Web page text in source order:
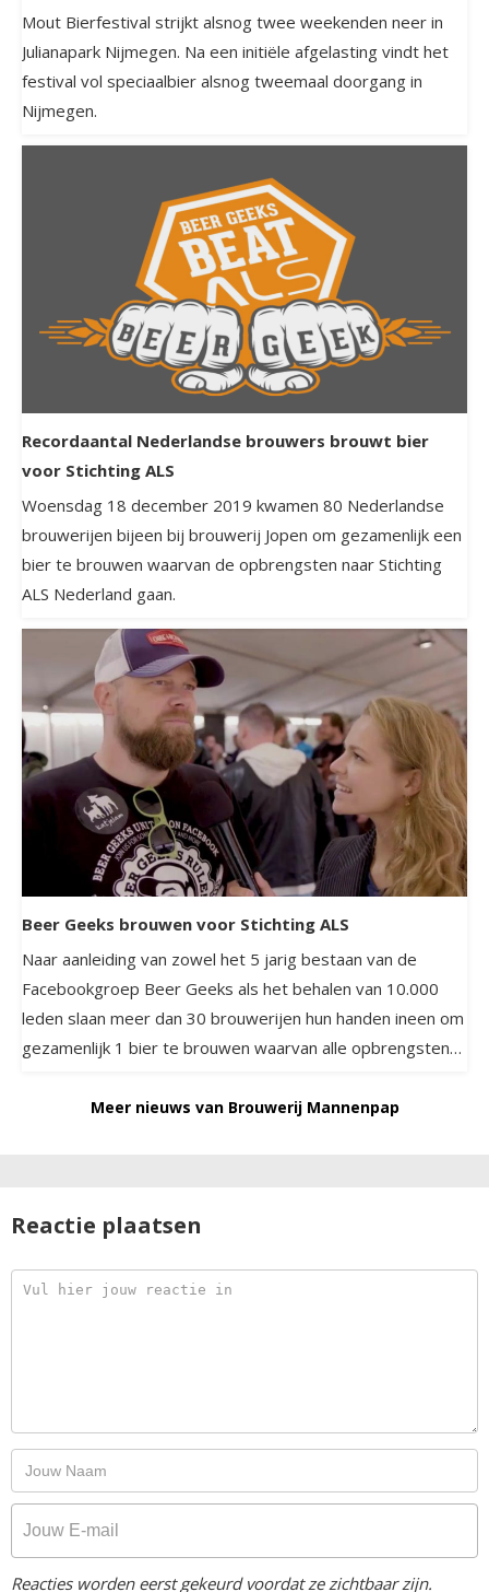
Mout Bierfestival strijkt alsnog twee weekenden neer in
Julianapark Nijmegen. Na een initiële afgelasting vindt het
festival vol speciaalbier alsnog tweemaal doorgang in
Nijmegen.
Recordaantal Nederlandse brouwers brouwt bier
voor Stichting ALS
Woensdag 18 december 2019 kwamen 80 Nederlandse
brouwerijen bijeen bij brouwerij Jopen om gezamenlijk een
bier te brouwen waarvan de opbrengsten naar Stichting
ALS Nederland gaan.
Beer Geeks brouwen voor Stichting ALS
Naar aanleiding van zowel het 5 jarig bestaan van de
Facebookgroep Beer Geeks als het behalen van 10.000
leden slaan meer dan 30 brouwerijen hun handen ineen om
gezamenlijk 1 bier te brouwen waarvan alle opbrengsten
Meer nieuws van Brouwerij Mannenpap
Reactie plaatsen
Reacties worden eerst gekeurd voordat ze zichtbaar zijn.